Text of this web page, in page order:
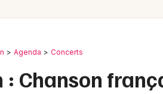
Agenda Concerts
: Chanson